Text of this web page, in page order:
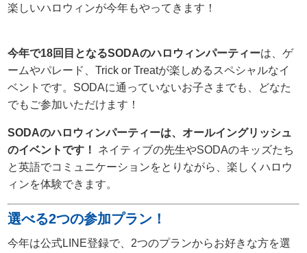
楽しいハロウィンが今年もやってきます！
今年で18回目となるSODAのハロウィンパーティーは、ゲ
ームやパレード、Trick or Treatが楽しめるスペシャルなイ
ベントです。SODAに通っていないお子さまでも、どなた
でもご参加いただけます！
SODAのハロウィンパーティーは、オールイングリッシュ
のイベントです！
ネイティブの先生やSODAのキッズたち
と英語でコミュニケーションをとりながら、楽しくハロウ
ィンを体験できます。
選べる2つの参加プラン！
今年は公式LINE登録で、2つのプランからお好きな方を選